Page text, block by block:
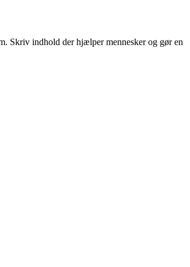
Skriv indhold der hjælper mennesker og gør en